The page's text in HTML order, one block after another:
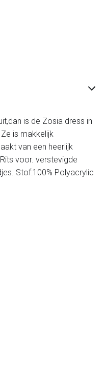
is de Zosia dress in
is makkelijk
van een heerlijk
voor. verstevigde
Stof:100% Polyacrylic